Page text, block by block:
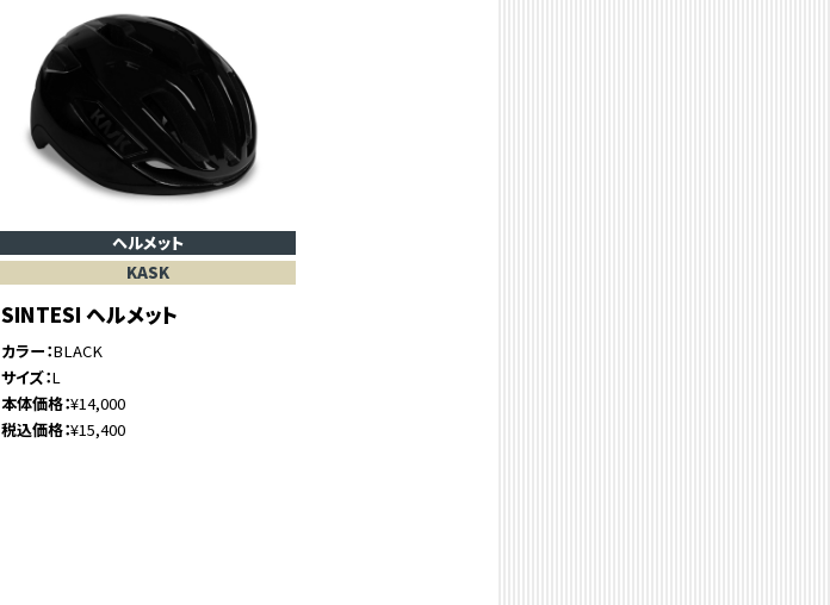
ヘルメット
KASK
SINTESI ヘルメット
カラー BLACK
サイズ L
本体価格 ¥14,000
税込価格 ¥15,400